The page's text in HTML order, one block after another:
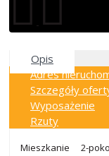
Opis
Adres
Szczegóły
Wyposażenie
Rzuty
Mieszkanie 2-